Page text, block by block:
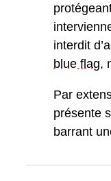
interdit
blue flag,
Par
présente
barrant